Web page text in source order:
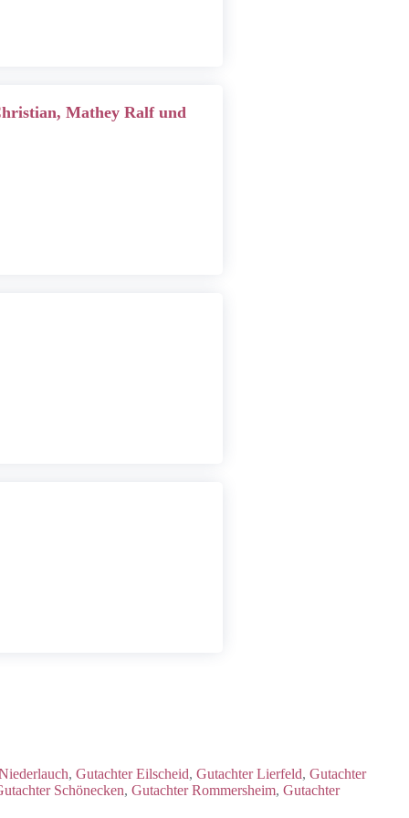
Mathey Ralf und
, Gutachter Eilscheid, Gutachter Lierfeld, Gutachter
Schönecken, Gutachter Rommersheim, Gutachter